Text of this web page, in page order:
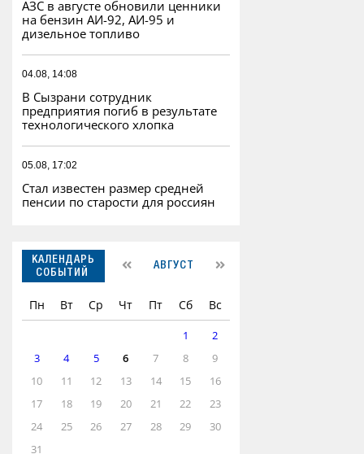
АЗС в августе обновили ценники
на бензин АИ-92, АИ-95 и
дизельное топливо
04.08, 14:08
В Сызрани сотрудник
предприятия погиб в результате
технологического хлопка
05.08, 17:02
Стал известен размер средней
пенсии по старости для россиян
КАЛЕНДАРЬ
СОБЫТИЙ
АВГУСТ
Пн Вт Ср Чт Пт Сб Вс
1
2
3
4 5 6 7 8
9
10
11 12 13 14 15
16
17
18 19 20 21 22
23
24
25 26 27 28 29
30
31